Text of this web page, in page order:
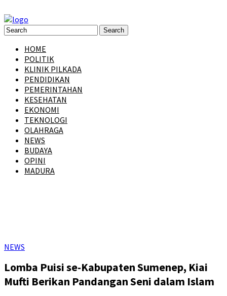
HOME
POLITIK
KLINIK PILKADA
PENDIDIKAN
PEMERINTAHAN
KESEHATAN
EKONOMI
TEKNOLOGI
OLAHRAGA
NEWS
BUDAYA
OPINI
MADURA
NEWS
Lomba Puisi se-Kabupaten Sumenep, Kiai
Mufti Berikan Pandangan Seni dalam Islam